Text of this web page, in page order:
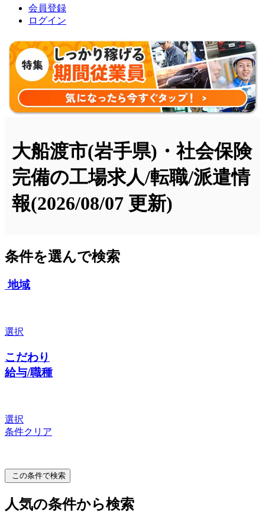
会員登録
ログイン
大船渡市(岩手県)・社会保険
完備の工場求人/転職/派遣情
報(2026/08/07 更新)
条件を選んで検索
地域
選択
こだわり
給与/職種
選択
条件クリア
この条件で検索
人気の条件から検索